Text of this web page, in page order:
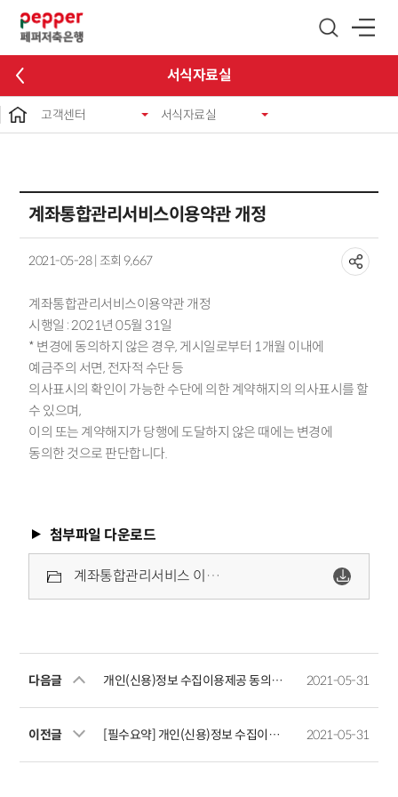
서식자료실
고객센터 서식자료실
계좌통합관리서비스이용약관 개정
2021-05-28 | 조회 9,667
계좌통합관리서비스이용약관 개정
시행일 : 2021년 05월 31일
* 변경에 동의하지 않은 경우, 게시일로부터 1개월 이내에
예금주의 서면, 전자적 수단 등
의사표시의 확인이 가능한 수단에 의한 계약해지의 의사표시를 할
수 있으며,
이의 또는 계약해지가 당행에 도달하지 않은 때에는 변경에
동의한 것으로 판단합니다.
첨부파일 다운로드
계좌통합관리서비스 이용약관.pdf
다음글 개인(신용)정보 수집이용제공 동의서(통신관련정보) 2021-05-31
이전글 [필수요약] 개인(신용)정보 수집이용제공 요약동의서(신용여신거래용) 2021-05-31